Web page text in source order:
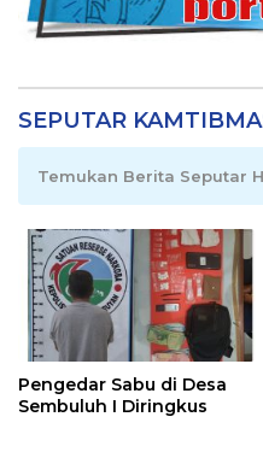
SEPUTAR
Temukan Berita Seputar
Pengedar Sabu di Desa
Sembuluh I Diringkus